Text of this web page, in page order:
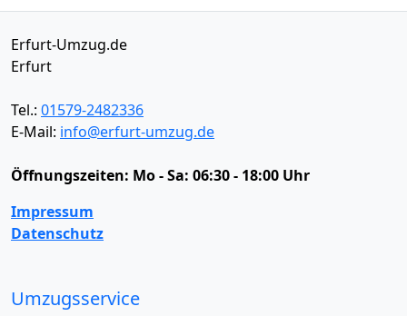
Erfurt-Umzug.de
Erfurt
Tel.: 01579-2482336
E-Mail: info@erfurt-umzug.de
Öffnungszeiten: Mo - Sa: 06:30 - 18:00 Uhr
Impressum
Datenschutz
Umzugsservice